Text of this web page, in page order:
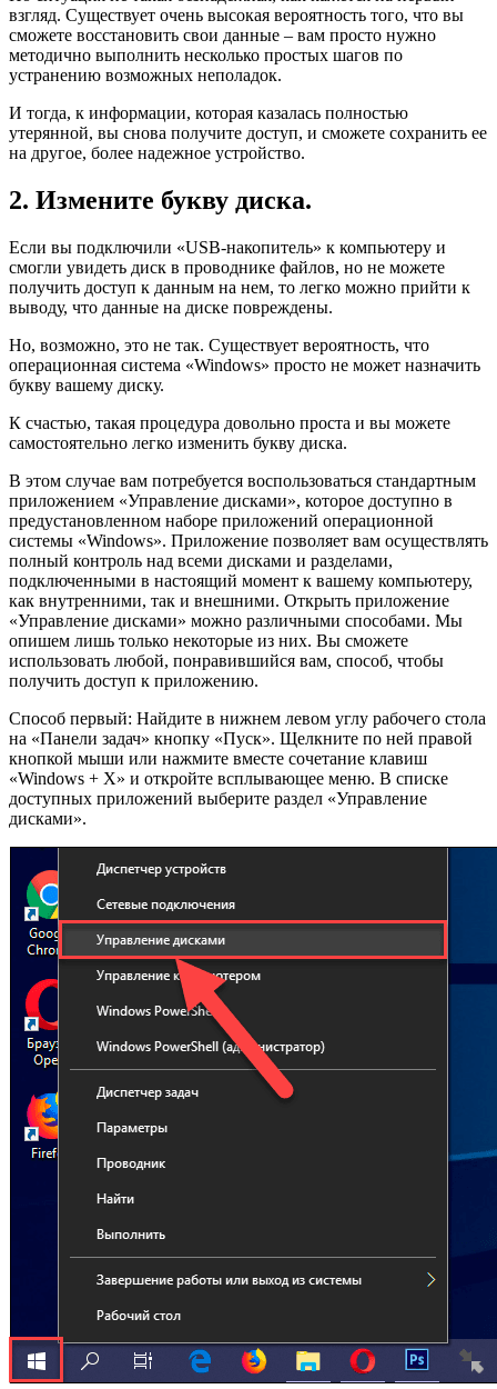
взгляд. Существует очень высокая вероятность того, что вы
сможете восстановить свои данные – вам просто нужно
методично выполнить несколько простых шагов по
устранению возможных неполадок.
И тогда, к информации, которая казалась полностью
утерянной, вы снова получите доступ, и сможете сохранить ее
на другое, более надежное устройство.
2. Измените букву диска.
Если вы подключили «USB-накопитель» к компьютеру и
смогли увидеть диск в проводнике файлов, но не можете
получить доступ к данным на нем, то легко можно прийти к
выводу, что данные на диске повреждены.
Но, возможно, это не так. Существует вероятность, что
операционная система «Windows» просто не может назначить
букву вашему диску.
К счастью, такая процедура довольно проста и вы можете
самостоятельно легко изменить букву диска.
В этом случае вам потребуется воспользоваться стандартным
приложением «Управление дисками», которое доступно в
предустановленном наборе приложений операционной
системы «Windows». Приложение позволяет вам осуществлять
полный контроль над всеми дисками и разделами,
подключенными в настоящий момент к вашему компьютеру,
как внутренними, так и внешними. Открыть приложение
«Управление дисками» можно различными способами. Мы
опишем лишь только некоторые из них. Вы сможете
использовать любой, понравившийся вам, способ, чтобы
получить доступ к приложению.
Способ первый: Найдите в нижнем левом углу рабочего стола
на «Панели задач» кнопку «Пуск». Щелкните по ней правой
кнопкой мыши или нажмите вместе сочетание клавиш
«Windows + X» и откройте всплывающее меню. В списке
доступных приложений выберите раздел «Управление
дисками».